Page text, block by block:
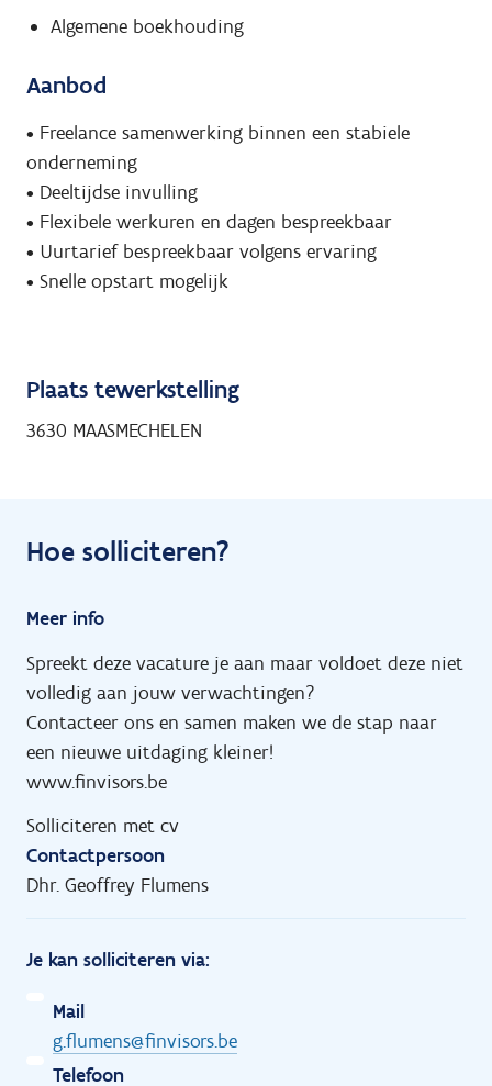
Algemene boekhouding
Aanbod
• Freelance samenwerking binnen een stabiele
onderneming
• Deeltijdse invulling
• Flexibele werkuren en dagen bespreekbaar
• Uurtarief bespreekbaar volgens ervaring
• Snelle opstart mogelijk
Plaats tewerkstelling
3630 MAASMECHELEN
Hoe solliciteren?
Meer info
Spreekt deze vacature je aan maar voldoet deze niet
volledig aan jouw verwachtingen?
Contacteer ons en samen maken we de stap naar
een nieuwe uitdaging kleiner!
www.finvisors.be
Solliciteren met cv
Contactpersoon
Dhr. Geoffrey Flumens
Je kan solliciteren via:
Mail
g.flumens@finvisors.be
Telefoon